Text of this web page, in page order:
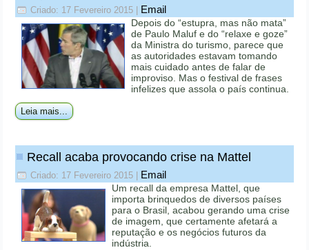
Criado: 17 Fevereiro 2015 Email
Depois do “estupra, mas não mata”
de Paulo Maluf e do “relaxe e goze”
da Ministra do turismo, parece que
as autoridades estavam tomando
mais cuidado antes de falar de
improviso. Mas o festival de frases
infelizes que assola o país continua.
Leia mais...
Recall acaba provocando crise na Mattel
Criado: 17 Fevereiro 2015 Email
Um recall da empresa Mattel, que
importa brinquedos de diversos países
para o Brasil, acabou gerando uma crise
de imagem, que certamente afetará a
reputação e os negócios futuros da
indústria.